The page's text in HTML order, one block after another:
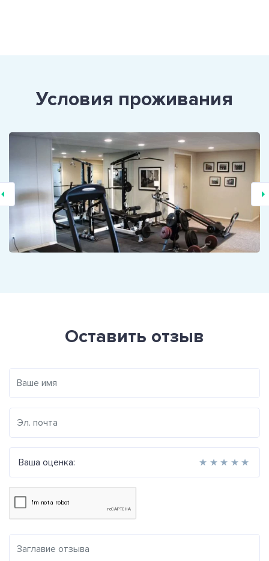
Условия проживания
Оставить отзыв
Ваша оценка: ★
★
★
★
★